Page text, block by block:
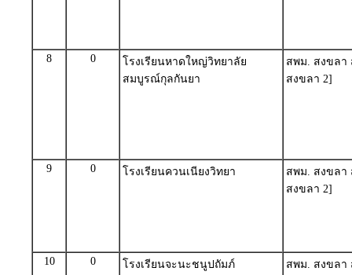
8 0
โรงเรียนหาดใหญ่วิทยาลัย
สมบูรณ์กุลกันยา
สพม. สงขลา
สงขลา 2]
9 0 โรงเรียนควนเนียงวิทยา
สพม. สงขลา
สงขลา 2]
10 0 โรงเรียนจะนะชนูปถัมภ์
สพม. สงขลา